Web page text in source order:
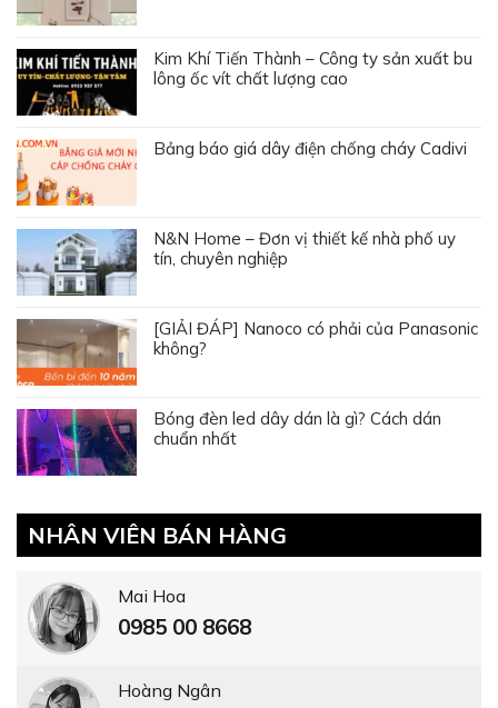
Kim Khí Tiến Thành – Công ty sản xuất bu
lông ốc vít chất lượng cao
Bảng báo giá dây điện chống cháy Cadivi
N&N Home – Đơn vị thiết kế nhà phố uy
tín, chuyên nghiệp
[GIẢI ĐÁP] Nanoco có phải của Panasonic
không?
Bóng đèn led dây dán là gì? Cách dán
chuẩn nhất
NHÂN VIÊN BÁN HÀNG
Mai Hoa
0985 00 8668
Hoàng Ngân